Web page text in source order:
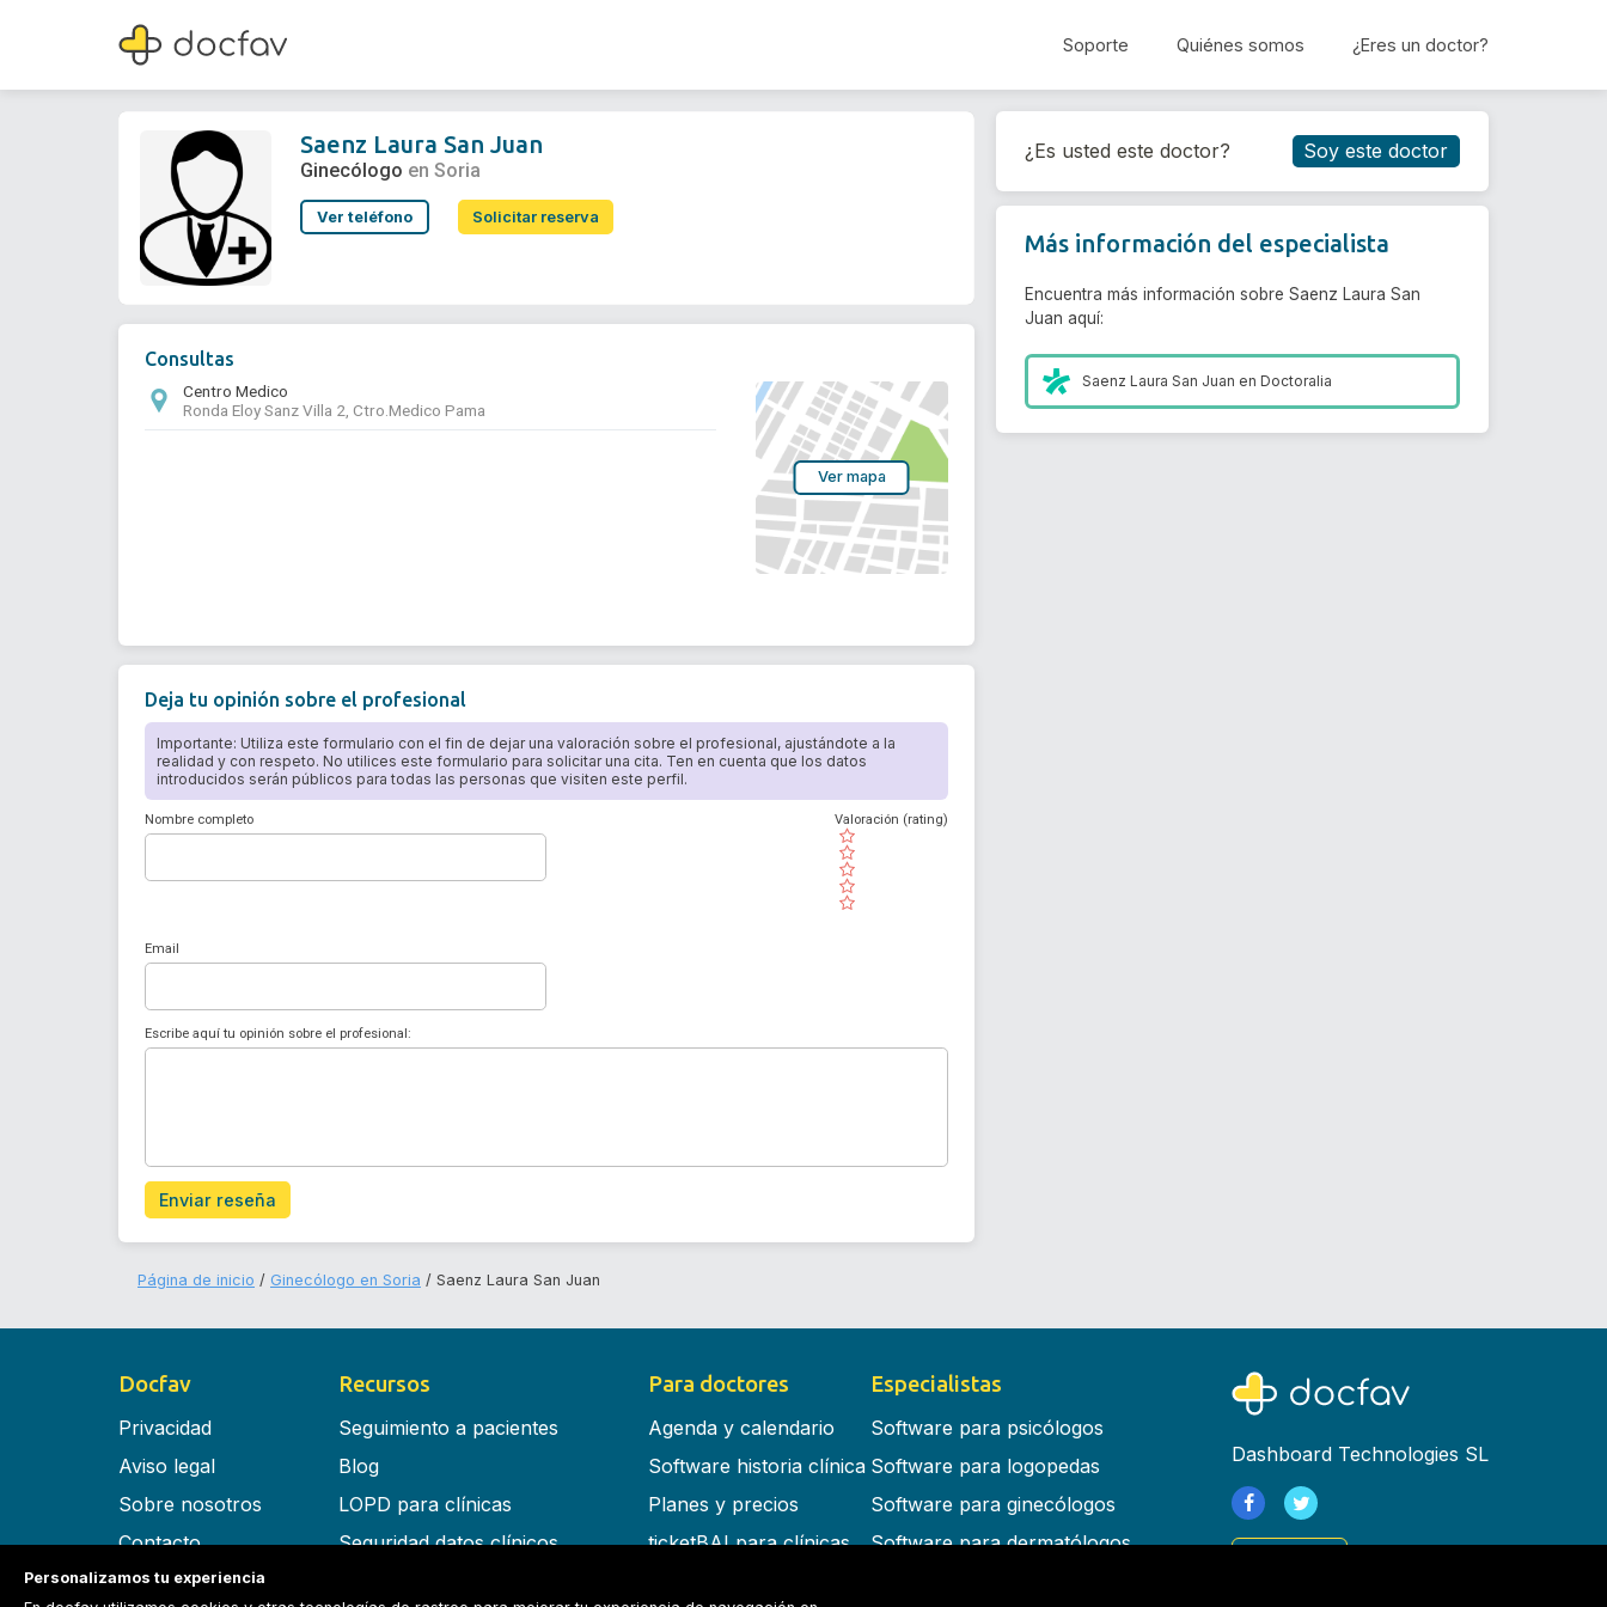
Soporte Quiénes somos ¿Eres un doctor?
Saenz Laura San Juan
Ginecólogo
Reservar cita
Saenz Laura San Juan
Ginecólogo en Soria
Ver teléfono Solicitar reserva
Consultas
Centro Medico
Ronda Eloy Sanz Villa 2, Ctro.Medico Pama
Ver mapa
Deja tu opinión sobre el profesional
Importante: Utiliza este formulario con el fin de dejar una valoración sobre el profesional, ajustándote a la
realidad y con respeto. No utilices este formulario para solicitar una cita. Ten en cuenta que los datos
introducidos serán públicos para todas las personas que visiten este perfil.
Nombre completo
( )
( )
( )
( )
( )
Valoración (rating)
Email
Escribe aquí tu opinión sobre el profesional:
Enviar reseña
¿Es usted este doctor? Soy este doctor
Más información del especialista
Encuentra más información sobre Saenz Laura San
Juan aquí:
Saenz Laura San Juan enDoctoralia
Página de inicio Ginecólogo en Soria Saenz Laura San Juan
Docfav
Privacidad
Aviso legal
Sobre nosotros
Contacto
Términos y condiciones
Recursos
Seguimiento a pacientes
Blog
LOPD para clínicas
Seguridad datos clínicos
Para doctores
Agenda y calendario
Software historia clínica
Planes y precios
ticketBAI para clínicas
Especialistas
Software para psicólogos
Software para logopedas
Software para ginecólogos
Software para dermatólogos
Dashboard Technologies SL
Personalizamos tu experiencia